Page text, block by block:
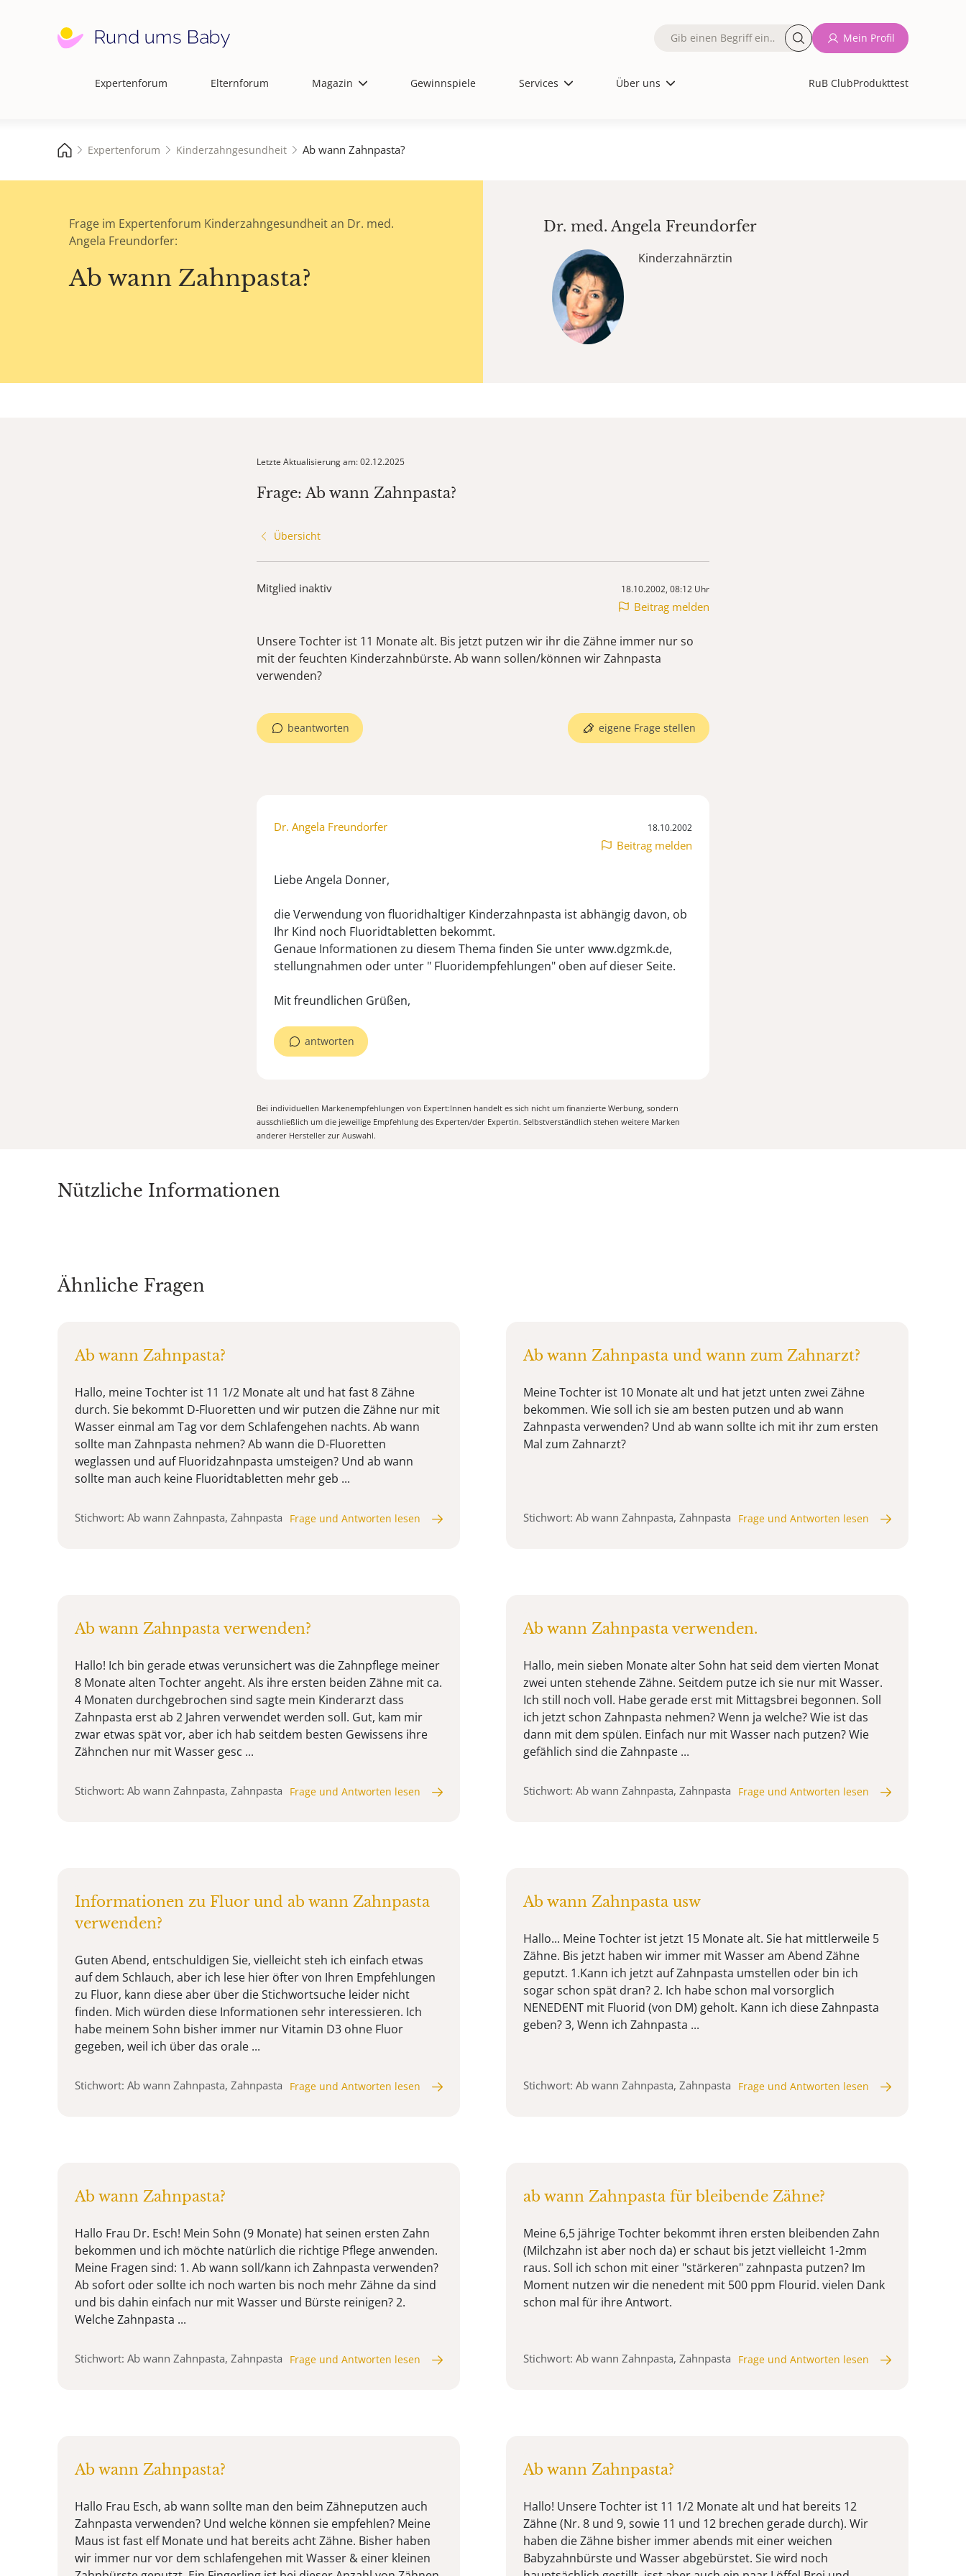
Hauptnavigation
Expertenforum Elternforum Magazin Gewinnspiele Services Über uns RuB ClubProdukttest
Fulltext
Mein Profil
Expertenforum Kinderzahngesundheit Ab wann Zahnpasta?
Frage im Expertenforum Kinderzahngesundheit an Dr. med.
Angela Freundorfer:
Ab wann Zahnpasta?
Dr. med.Angela Freundorfer
Kinderzahnärztin
Letzte Aktualisierung am: 02.12.2025
Frage: Ab wann Zahnpasta?
Übersicht
Mitglied inaktiv 18.10.2002, 08:12 Uhr
Beitrag melden
Unsere Tochter ist 11 Monate alt. Bis jetzt putzen wir ihr die Zähne immer nur so
mit der feuchten Kinderzahnbürste. Ab wann sollen/können wir Zahnpasta
verwenden?
beantworten eigene Frage stellen
Dr. Angela Freundorfer 18.10.2002
Beitrag melden
Liebe Angela Donner,
die Verwendung von fluoridhaltiger Kinderzahnpasta ist abhängig davon, ob
Ihr Kind noch Fluoridtabletten bekommt.
Genaue Informationen zu diesem Thema finden Sie unter www.dgzmk.de,
stellungnahmen oder unter " Fluoridempfehlungen" oben auf dieser Seite.
Mit freundlichen Grüßen,
antworten
Bei individuellen Markenempfehlungen von Expert:Innen handelt es sich nicht um finanzierte Werbung, sondern
ausschließlich um die jeweilige Empfehlung des Experten/der Expertin. Selbstverständlich stehen weitere Marken
anderer Hersteller zur Auswahl.
Nützliche Informationen
Ähnliche Fragen
Ab wann Zahnpasta?
Hallo, meine Tochter ist 11 1/2 Monate alt und hat fast 8 Zähne
durch. Sie bekommt D-Fluoretten und wir putzen die Zähne nur mit
Wasser einmal am Tag vor dem Schlafengehen nachts. Ab wann
sollte man Zahnpasta nehmen? Ab wann die D-Fluoretten
weglassen und auf Fluoridzahnpasta umsteigen? Und ab wann
sollte man auch keine Fluoridtabletten mehr geb ...
Stichwort: Ab wann Zahnpasta, Zahnpasta Frage und Antworten lesen
Ab wann Zahnpasta und wann zum Zahnarzt?
Meine Tochter ist 10 Monate alt und hat jetzt unten zwei Zähne
bekommen. Wie soll ich sie am besten putzen und ab wann
Zahnpasta verwenden? Und ab wann sollte ich mit ihr zum ersten
Mal zum Zahnarzt?
Stichwort: Ab wann Zahnpasta, Zahnpasta Frage und Antworten lesen
Ab wann Zahnpasta verwenden?
Hallo! Ich bin gerade etwas verunsichert was die Zahnpflege meiner
8 Monate alten Tochter angeht. Als ihre ersten beiden Zähne mit ca.
4 Monaten durchgebrochen sind sagte mein Kinderarzt dass
Zahnpasta erst ab 2 Jahren verwendet werden soll. Gut, kam mir
zwar etwas spät vor, aber ich hab seitdem besten Gewissens ihre
Zähnchen nur mit Wasser gesc ...
Stichwort: Ab wann Zahnpasta, Zahnpasta Frage und Antworten lesen
Ab wann Zahnpasta verwenden.
Hallo, mein sieben Monate alter Sohn hat seid dem vierten Monat
zwei unten stehende Zähne. Seitdem putze ich sie nur mit Wasser.
Ich still noch voll. Habe gerade erst mit Mittagsbrei begonnen. Soll
ich jetzt schon Zahnpasta nehmen? Wenn ja welche? Wie ist das
dann mit dem spülen. Einfach nur mit Wasser nach putzen? Wie
gefählich sind die Zahnpaste ...
Stichwort: Ab wann Zahnpasta, Zahnpasta Frage und Antworten lesen
Informationen zu Fluor und ab wann Zahnpasta
verwenden?
Guten Abend, entschuldigen Sie, vielleicht steh ich einfach etwas
auf dem Schlauch, aber ich lese hier öfter von Ihren Empfehlungen
zu Fluor, kann diese aber über die Stichwortsuche leider nicht
finden. Mich würden diese Informationen sehr interessieren. Ich
habe meinem Sohn bisher immer nur Vitamin D3 ohne Fluor
gegeben, weil ich über das orale ...
Stichwort: Ab wann Zahnpasta, Zahnpasta Frage und Antworten lesen
Ab wann Zahnpasta usw
Hallo... Meine Tochter ist jetzt 15 Monate alt. Sie hat mittlerweile 5
Zähne. Bis jetzt haben wir immer mit Wasser am Abend Zähne
geputzt. 1.Kann ich jetzt auf Zahnpasta umstellen oder bin ich
sogar schon spät dran? 2. Ich habe schon mal vorsorglich
NENEDENT mit Fluorid (von DM) geholt. Kann ich diese Zahnpasta
geben? 3, Wenn ich Zahnpasta ...
Stichwort: Ab wann Zahnpasta, Zahnpasta Frage und Antworten lesen
Ab wann Zahnpasta?
Hallo Frau Dr. Esch! Mein Sohn (9 Monate) hat seinen ersten Zahn
bekommen und ich möchte natürlich die richtige Pflege anwenden.
Meine Fragen sind: 1. Ab wann soll/kann ich Zahnpasta verwenden?
Ab sofort oder sollte ich noch warten bis noch mehr Zähne da sind
und bis dahin einfach nur mit Wasser und Bürste reinigen? 2.
Welche Zahnpasta ...
Stichwort: Ab wann Zahnpasta, Zahnpasta Frage und Antworten lesen
ab wann Zahnpasta für bleibende Zähne?
Meine 6,5 jährige Tochter bekommt ihren ersten bleibenden Zahn
(Milchzahn ist aber noch da) er schaut bis jetzt vielleicht 1-2mm
raus. Soll ich schon mit einer "stärkeren" zahnpasta putzen? Im
Moment nutzen wir die nenedent mit 500 ppm Flourid. vielen Dank
schon mal für ihre Antwort.
Stichwort: Ab wann Zahnpasta, Zahnpasta Frage und Antworten lesen
Ab wann Zahnpasta?
Hallo Frau Esch, ab wann sollte man den beim Zähneputzen auch
Zahnpasta verwenden? Und welche können sie empfehlen? Meine
Maus ist fast elf Monate und hat bereits acht Zähne. Bisher haben
wir immer nur vor dem schlafengehen mit Wasser & einer kleinen
Ab wann Zahnpasta?
Hallo! Unsere Tochter ist 11 1/2 Monate alt und hat bereits 12
Zähne (Nr. 8 und 9, sowie 11 und 12 brechen gerade durch). Wir
haben die Zähne bisher immer abends mit einer weichen
Babyzahnbürste und Wasser abgebürstet. Sie wird noch